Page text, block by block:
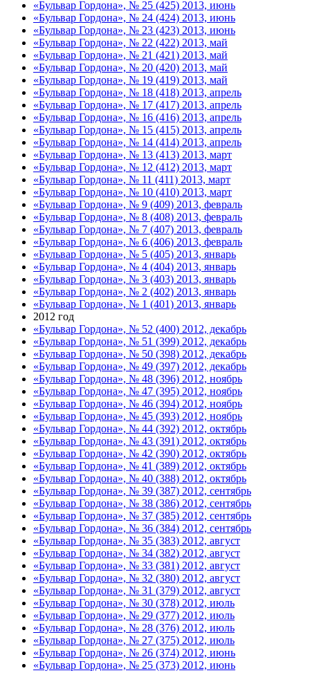
«Бульвар Гордона», № 25 (425) 2013, июнь
«Бульвар Гордона», № 24 (424) 2013, июнь
«Бульвар Гордона», № 23 (423) 2013, июнь
«Бульвар Гордона», № 22 (422) 2013, май
«Бульвар Гордона», № 21 (421) 2013, май
«Бульвар Гордона», № 20 (420) 2013, май
«Бульвар Гордона», № 19 (419) 2013, май
«Бульвар Гордона», № 18 (418) 2013, апрель
«Бульвар Гордона», № 17 (417) 2013, апрель
«Бульвар Гордона», № 16 (416) 2013, апрель
«Бульвар Гордона», № 15 (415) 2013, апрель
«Бульвар Гордона», № 14 (414) 2013, апрель
«Бульвар Гордона», № 13 (413) 2013, март
«Бульвар Гордона», № 12 (412) 2013, март
«Бульвар Гордона», № 11 (411) 2013, март
«Бульвар Гордона», № 10 (410) 2013, март
«Бульвар Гордона», № 9 (409) 2013, февраль
«Бульвар Гордона», № 8 (408) 2013, февраль
«Бульвар Гордона», № 7 (407) 2013, февраль
«Бульвар Гордона», № 6 (406) 2013, февраль
«Бульвар Гордона», № 5 (405) 2013, январь
«Бульвар Гордона», № 4 (404) 2013, январь
«Бульвар Гордона», № 3 (403) 2013, январь
«Бульвар Гордона», № 2 (402) 2013, январь
«Бульвар Гордона», № 1 (401) 2013, январь
2012 год
«Бульвар Гордона», № 52 (400) 2012, декабрь
«Бульвар Гордона», № 51 (399) 2012, декабрь
«Бульвар Гордона», № 50 (398) 2012, декабрь
«Бульвар Гордона», № 49 (397) 2012, декабрь
«Бульвар Гордона», № 48 (396) 2012, ноябрь
«Бульвар Гордона», № 47 (395) 2012, ноябрь
«Бульвар Гордона», № 46 (394) 2012, ноябрь
«Бульвар Гордона», № 45 (393) 2012, ноябрь
«Бульвар Гордона», № 44 (392) 2012, октябрь
«Бульвар Гордона», № 43 (391) 2012, октябрь
«Бульвар Гордона», № 42 (390) 2012, октябрь
«Бульвар Гордона», № 41 (389) 2012, октябрь
«Бульвар Гордона», № 40 (388) 2012, октябрь
«Бульвар Гордона», № 39 (387) 2012, сентябрь
«Бульвар Гордона», № 38 (386) 2012, сентябрь
«Бульвар Гордона», № 37 (385) 2012, сентябрь
«Бульвар Гордона», № 36 (384) 2012, сентябрь
«Бульвар Гордона», № 35 (383) 2012, август
«Бульвар Гордона», № 34 (382) 2012, август
«Бульвар Гордона», № 33 (381) 2012, август
«Бульвар Гордона», № 32 (380) 2012, август
«Бульвар Гордона», № 31 (379) 2012, август
«Бульвар Гордона», № 30 (378) 2012, июль
«Бульвар Гордона», № 29 (377) 2012, июль
«Бульвар Гордона», № 28 (376) 2012, июль
«Бульвар Гордона», № 27 (375) 2012, июль
«Бульвар Гордона», № 26 (374) 2012, июнь
«Бульвар Гордона», № 25 (373) 2012, июнь